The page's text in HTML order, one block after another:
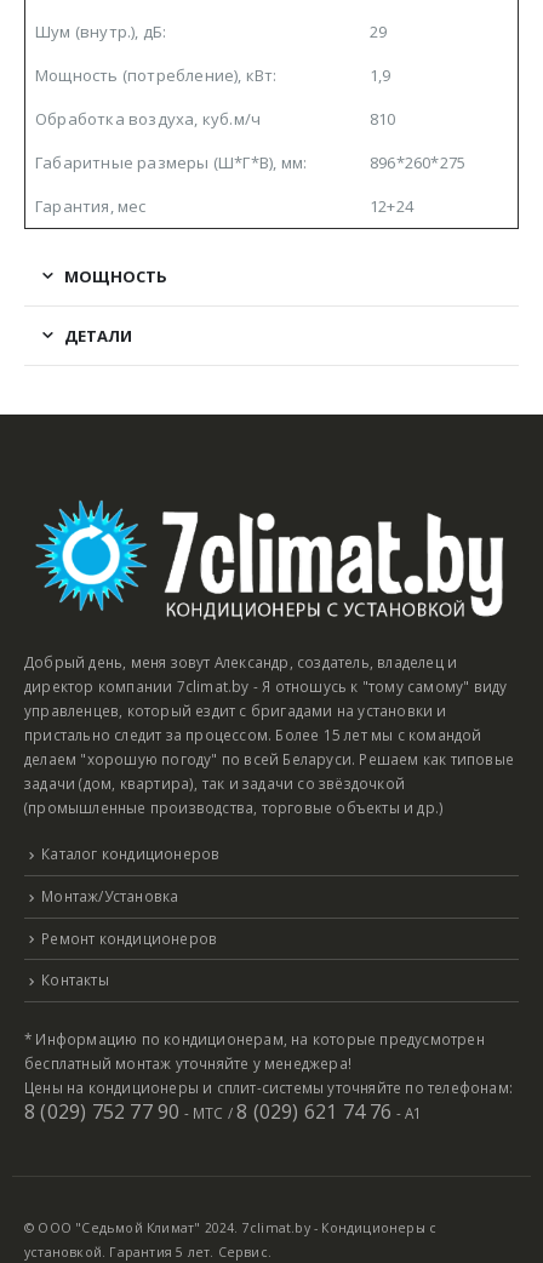
Шум (внутр.), дБ:
29
Мощность (потребление), кВт:
1,9
Обработка воздуха, куб.м/ч
810
Габаритные размеры (Ш*Г*В), мм:
896*260*275
Гарантия, мес
12+24
МОЩНОСТЬ
ДЕТАЛИ
Добрый день, меня зовут Александр, создатель, владелец и
директор компании 7climat.by - Я отношусь к "тому самому" виду
управленцев, который ездит с бригадами на установки и
пристально следит за процессом. Более 15 лет мы с командой
делаем "хорошую погоду" по всей Беларуси. Решаем как типовые
задачи (дом, квартира), так и задачи со звёздочкой
(промышленные производства, торговые объекты и др.)
Каталог кондиционеров
Монтаж/Установка
Ремонт кондиционеров
Контакты
* Информацию по кондиционерам, на которые предусмотрен
бесплатный монтаж уточняйте у менеджера!
Цены на кондиционеры и сплит-системы уточняйте по телефонам:
8 (029) 752 77 90 - МТС /8 (029) 621 74 76 - А1
© ООО "Седьмой Климат" 2024. 7climat.by - Кондиционеры с
установкой. Гарантия 5 лет. Сервис.